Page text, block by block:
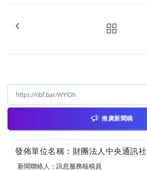
推廣新聞稿
發佈單位名稱：財團法人中央通訊社
新聞聯絡人：訊息服務核稿員